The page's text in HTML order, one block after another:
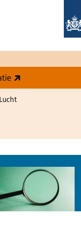
Lucht
stoffen
link)